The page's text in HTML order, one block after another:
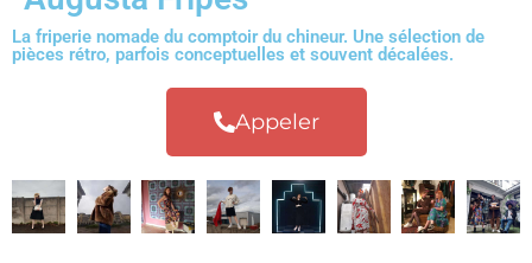
La friperie nomade du comptoir du chineur. Une sélection de
pièces rétro, parfois conceptuelles et souvent décalées.
Appeler